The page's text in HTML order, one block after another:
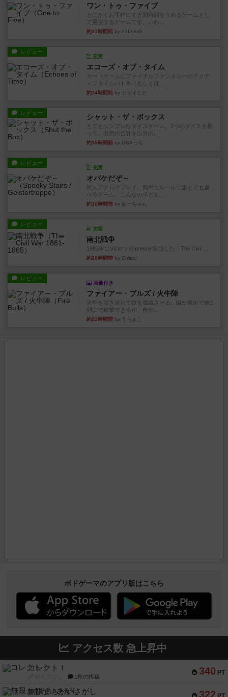
ワン・トゥ・ファイブ
とにかくお手軽にすき間時間をうめるゲームとし
て重宝するゲームです。いわ...
約11時間前 by nabekoh
レビュー
充実
エコーズ・オブ・タイム
カードゲームにファイナルファンタジーのアクテ
ィブタイムバトル（もしくは...
約14時間前 by ジェイとと
レビュー シャット・ザ・ボックス
とてもシンプルなダイスゲーム。2つのダイスを振
って、出目の合計を自分の...
約15時間前 by OSAっち
レビュー
充実
オバケだぞ～
対人アナログプレイ。簡単なルールで誰とでも遊
べるゲーム。こんなの子ども...
約16時間前 by おーちゃん
レビュー
充実
南北戦争
1983年にVictory Gamesが出版した『The Civil ...
約20時間前 by Chaco
レビュー
画像付き
ファイアー・ブルズ / 火牛陣
火牛を引き連れて敵を殲滅させる。縦か斜めで前2
列まで攻撃できるが、自分...
約22時間前 by うらまこ
ボドゲーマのアプリ版はこちら
アクセス数 急上昇中
340 PT
コレクト！
1件の投稿
322
無限まちがいさがし